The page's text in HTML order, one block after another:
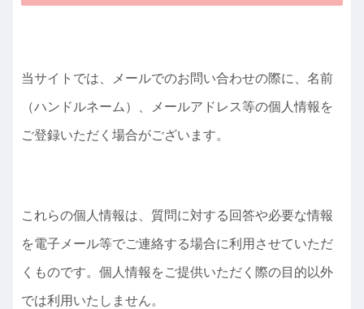
当サイトでは、メールでのお問い合わせの際に、名前
（ハンドルネーム）、メールアドレス等の個人情報を
ご登録いただく場合がございます。
これらの個人情報は、質問に対する回答や必要な情報
を電子メール等でご連絡する場合に利用させていただ
くものです。個人情報をご提供いただく際の目的以外
では利用いたしません。